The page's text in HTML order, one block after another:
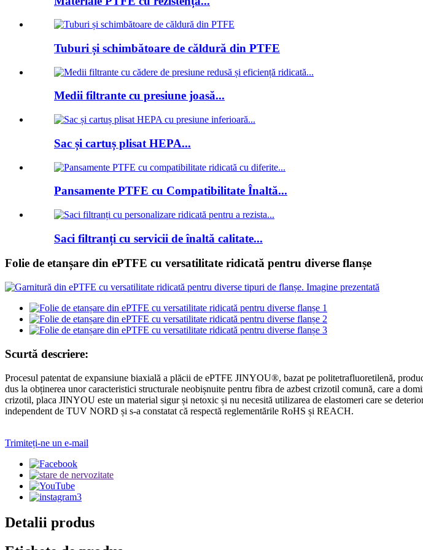
Tuburi și schimbătoare de căldură din PTFE
Medii filtrante cu presiune joasă...
Sac și cartuș plisat HEPA...
Pansamente PTFE cu Compatibilitate Înaltă...
Saci filtranți cu servicii de înaltă calitate...
Folie de etanșare din ePTFE cu versatilitate ridicată pentru diverse flanșe
Scurtă descriere:
Procesul patentat de expansiune biaxială a plăcii de ePTFE JINYOU®, bazat pe politetrafluoretilenă,
dus la obținerea unor caracteristici structurale neobișnuite pentru fibra de azbest crizotil comună, care a
crizotil, placa JINYOU este un material sigur și netoxic și nu necesită utilizarea de elastomeri care se
independent de TUV NORD și s-a constatat că respectă reglementările RoHS și REACH.
Trimiteți-ne un e-mail
Detalii produs